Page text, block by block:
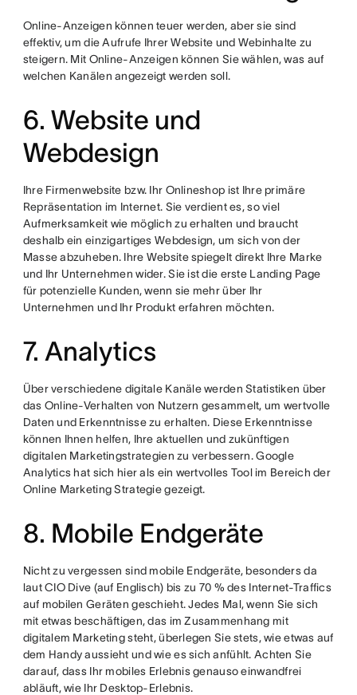
Online-Anzeigen können teuer werden, aber sie sind
effektiv, um die Aufrufe Ihrer Website und Webinhalte zu
steigern. Mit Online-Anzeigen können Sie wählen, was auf
welchen Kanälen angezeigt werden soll.
6. Website und
Webdesign
Ihre Firmenwebsite bzw. Ihr Onlineshop ist Ihre primäre
Repräsentation im Internet. Sie verdient es, so viel
Aufmerksamkeit wie möglich zu erhalten und braucht
deshalb ein einzigartiges Webdesign, um sich von der
Masse abzuheben. Ihre Website spiegelt direkt Ihre Marke
und Ihr Unternehmen wider. Sie ist die erste Landing Page
für potenzielle Kunden, wenn sie mehr über Ihr
Unternehmen und Ihr Produkt erfahren möchten.
7. Analytics
Über verschiedene digitale Kanäle werden Statistiken über
das Online-Verhalten von Nutzern gesammelt, um wertvolle
Daten und Erkenntnisse zu erhalten. Diese Erkenntnisse
können Ihnen helfen, Ihre aktuellen und zukünftigen
digitalen Marketingstrategien zu verbessern. Google
Analytics hat sich hier als ein wertvolles Tool im Bereich der
Online Marketing Strategie gezeigt.
8. Mobile Endgeräte
Nicht zu vergessen sind mobile Endgeräte, besonders da
laut CIO Dive (auf Englisch) bis zu 70 % des Internet-Traffics
auf mobilen Geräten geschieht. Jedes Mal, wenn Sie sich
mit etwas beschäftigen, das im Zusammenhang mit
digitalem Marketing steht, überlegen Sie stets, wie etwas auf
dem Handy aussieht und wie es sich anfühlt. Achten Sie
darauf, dass Ihr mobiles Erlebnis genauso einwandfrei
abläuft, wie Ihr Desktop-Erlebnis.